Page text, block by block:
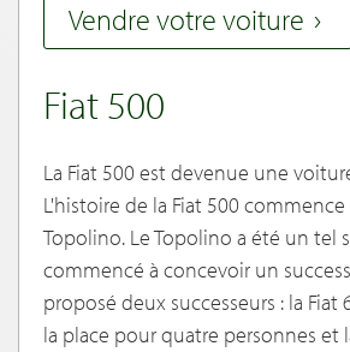
Vendre votre voiture
Fiat 500
La Fiat 500 est devenue une
L'histoire de la Fiat 500 commence
Topolino. Le Topolino a été un tel
commencé à concevoir un
proposé deux successeurs : la Fiat
la place pour quatre personnes et